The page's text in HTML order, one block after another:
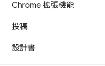
Chrome 拡張機能
投稿
設計書